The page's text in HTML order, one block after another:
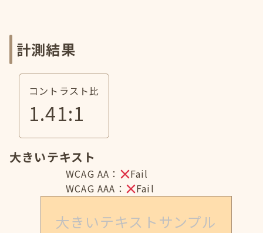
計測結果
コントラスト比
1.41:1
大きいテキスト
WCAG AA：
Fail
WCAG AAA：
Fail
大きいテキストサンプル